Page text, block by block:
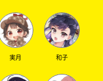
実月 和子